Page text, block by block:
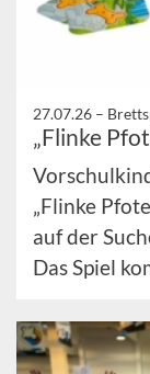
27.07.26 –
„Flinke
„Flinke
auf der
Das Spiel